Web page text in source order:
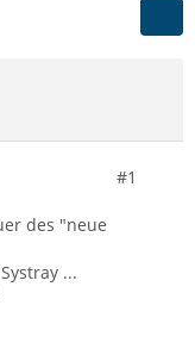
#1
des "neue
...